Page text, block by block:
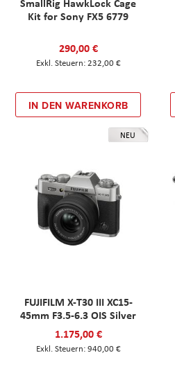
Kit for Sony FX5 6779
290,00 €
232,00 €
IN DEN WARENKORB
NEU
FUJIFILM X-T30 III XC15-
45mm F3.5-6.3 OIS Silver
1.175,00 €
940,00 €